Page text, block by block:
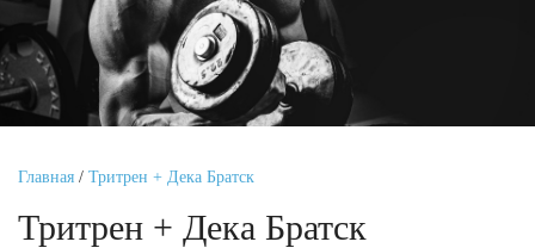
Главная / Тритрен + Дека Братск
Тритрен + Дека Братск